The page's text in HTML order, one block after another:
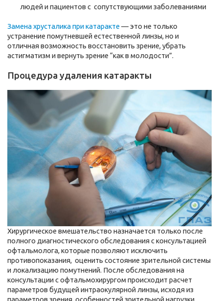
людей и пациентов с сопутствующими заболеваниями
Замена хрусталика при катаракте — это не только
устранение помутневшей естественной линзы, но и
отличная возможность восстановить зрение, убрать
астигматизм и вернуть зрение “как в молодости”.
Процедура удаления катаракты
Хирургическое вмешательство назначается только после
полного диагностического обследования с консультацией
офтальмолога, которые позволяют исключить
противопоказания, оценить состояние зрительной системы
и локализацию помутнений. После обследования на
консультации с офтальмохирургом происходит расчет
параметров будущей интраокулярной линзы, исходя из
параметров зрения, особенностей зрительной нагрузки